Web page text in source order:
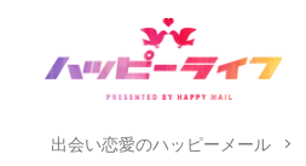
出会い恋愛のハッピーメール